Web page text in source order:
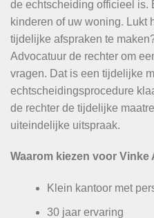
de echtscheiding officieel is.
kinderen of uw woning. Lukt
tijdelijke afspraken te
Advocatuur de rechter om
vragen. Dat is een tijdelijke
echtscheidingsprocedure
de rechter de tijdelijke
uiteindelijke uitspraak.
Waarom kiezen voor Vinke
Klein kantoor met
30 jaar ervaring